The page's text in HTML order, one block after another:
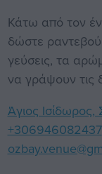
Κάτω από τον
δώστε
γεύσεις, τα
να γράψουν τις
Άγιος Ισίδωρος,
+306946082437